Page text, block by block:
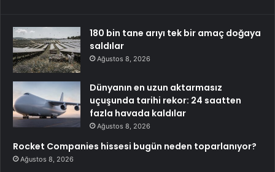
180 bin tane arıyı tek bir amaç doğaya
saldılar
Ağustos 8, 2026
Dünyanın en uzun aktarmasız
uçuşunda tarihi rekor: 24 saatten
fazla havada kaldılar
Ağustos 8, 2026
Rocket Companies hissesi bugün neden toparlanıyor?
Ağustos 8, 2026